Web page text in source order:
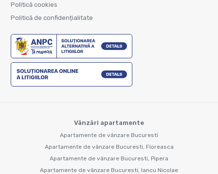
Politică cookies
Politică de confidențialitate
Vânzări apartamente
Apartamente de vânzare Bucuresti
Apartamente de vânzare Bucuresti, Floreasca
Apartamente de vânzare Bucuresti, Pipera
Apartamente de vânzare Bucuresti, Iancu Nicolae